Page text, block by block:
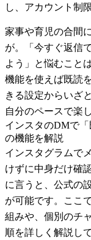
し、アカウント制
家事や育児の合間
が。「今すぐ返信
よう」と悩むこと
機能を使えば既読
きる設定からいざ
自分のペースで楽
インスタのDMで
の機能を解説
インスタグラムで
けずに中身だけ確
に言うと、公式の
が可能です。ここ
組みや、個別のチ
順を詳しく解説し